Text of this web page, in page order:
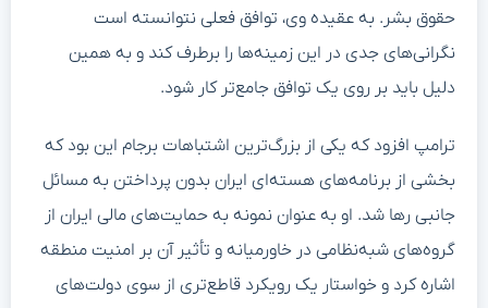
حقوق بشر. به عقیده وی، توافق فعلی نتوانسته است
نگرانی‌های جدی در این زمینه‌ها را برطرف کند و به همین
دلیل باید بر روی یک توافق جامع‌تر کار شود.
ترامپ افزود که یکی از بزرگ‌ترین اشتباهات برجام این بود که
بخشی از برنامه‌های هسته‌ای ایران بدون پرداختن به مسائل
جانبی رها شد. او به عنوان نمونه به حمایت‌های مالی ایران از
گروه‌های شبه‌نظامی در خاورمیانه و تأثیر آن بر امنیت منطقه
اشاره کرد و خواستار یک رویکرد قاطع‌تری از سوی دولت‌های